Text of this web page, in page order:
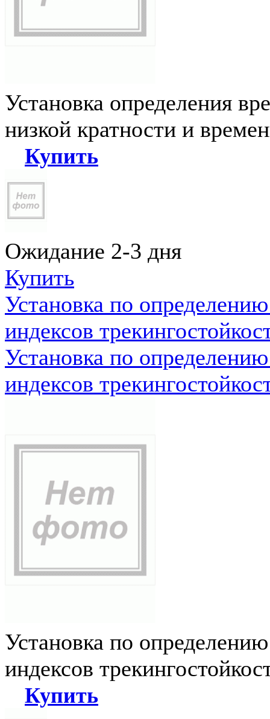
Установка определения
низкой кратности и
Купить
Ожидание 2-3 дня
Купить
Установка по
индексов
Установка по
индексов
Установка по
индексов
Купить